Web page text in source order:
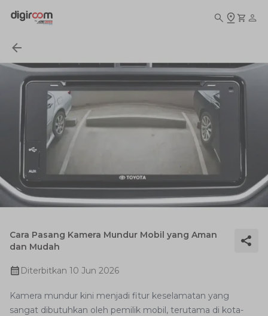
Cara Pasang Kamera Mundur Mobil yang Aman
dan Mudah
Diterbitkan 10 Jun 2026
Kamera mundur kini menjadi fitur keselamatan yang
sangat dibutuhkan oleh pemilik mobil, terutama di kota-